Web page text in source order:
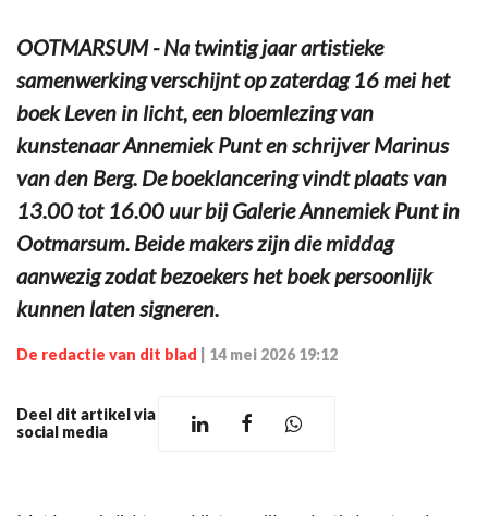
OOTMARSUM - Na twintig jaar artistieke
samenwerking verschijnt op zaterdag 16 mei het
boek Leven in licht, een bloemlezing van
kunstenaar Annemiek Punt en schrijver Marinus
van den Berg. De boeklancering vindt plaats van
13.00 tot 16.00 uur bij Galerie Annemiek Punt in
Ootmarsum. Beide makers zijn die middag
aanwezig zodat bezoekers het boek persoonlijk
kunnen laten signeren.
De redactie van dit blad 14 mei 2026 19:12
Deel dit artikel via
social media